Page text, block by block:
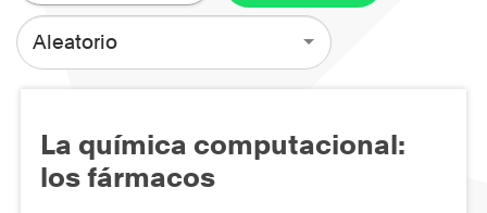
Aleatorio
La química computacional:
los fármacos